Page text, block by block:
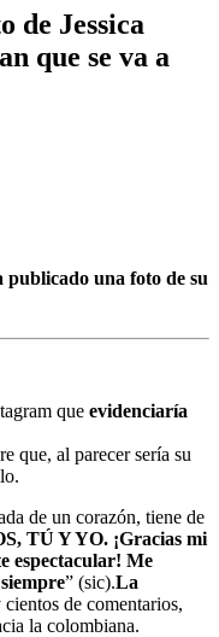
de Jessica
que se va a
una foto de su
que evidenciaría
que, al parecer sería su
de un corazón, tiene de
TÚ Y YO. ¡Gracias mi
espectacular! Me
” (sic).La
cientos de comentarios,
la colombiana.